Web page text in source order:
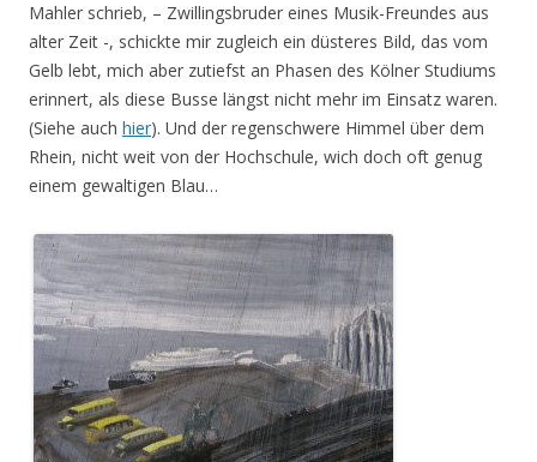
Mahler schrieb, – Zwillingsbruder eines Musik-Freundes aus
alter Zeit -, schickte mir zugleich ein düsteres Bild, das vom
Gelb lebt, mich aber zutiefst an Phasen des Kölner Studiums
erinnert, als diese Busse längst nicht mehr im Einsatz waren.
(Siehe auch hier). Und der regenschwere Himmel über dem
Rhein, nicht weit von der Hochschule, wich doch oft genug
einem gewaltigen Blau…